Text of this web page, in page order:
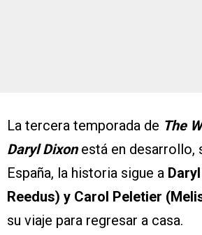
La tercera temporada de The
Daryl Dixonestá en desarrollo,
España, la historia sigue a
Reedus) y Carol Peletier
su viaje para regresar a casa.